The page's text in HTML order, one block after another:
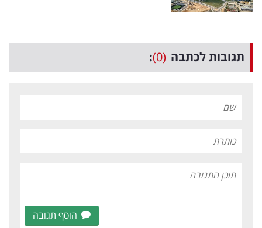
תגובות לכתבה (0)
:
הוסף תגובה